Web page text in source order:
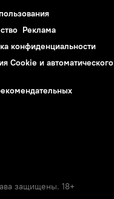
Реклама
конфиденциальности
Cookie и автоматического
защищены. 18+